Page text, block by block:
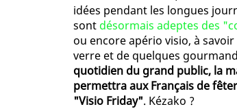
idées pendant les longues
sont désormais adeptes des
ou encore apério visio, à
verre et de quelques
quotidien du grand public, la
permettra aux Français de
"Visio Friday". Kézako ?